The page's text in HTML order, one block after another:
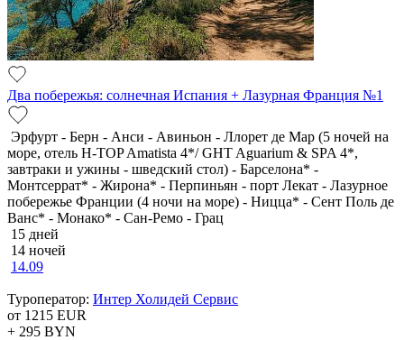
Два побережья: солнечная Испания + Лазурная Франция №1
Эрфурт - Берн - Анси - Авиньон - Ллорет де Мар (5 ночей на
море, отель H-TOP Amatista 4*/ GHT Aguarium & SPA 4*,
завтраки и ужины - шведский стол) - Барселона* -
Монтсеррат* - Жирона* - Перпиньян - порт Лекат - Лазурное
побережье Франции (4 ночи на море) - Ницца* - Сент Поль де
Ванс* - Монако* - Сан-Ремо - Грац
15 дней
14 ночей
14.09
Туроператор: Интер Холидей Сервис
от 1215 EUR
+ 295 BYN